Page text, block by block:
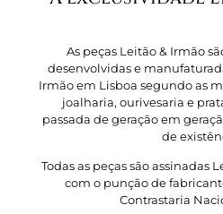
As peças Leitão & Irmão
desenvolvidas e
Irmão em Lisboa segundo as
joalharia, ourivesaria e
passada de geração em
de
Todas as peças são assinadas
com o punção de
Contrastaria